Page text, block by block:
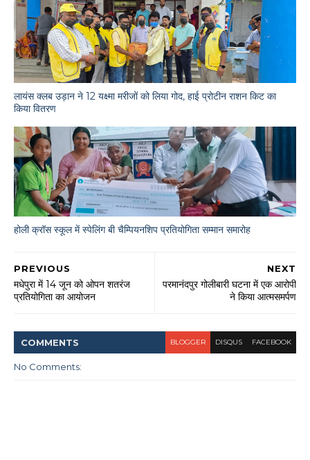
लायंस क्लब उड़ान ने 12 यक्ष्मा मरीजों को लिया गोद, हाई प्रोटीन राशन किट का
किया वितरण
होली क्रॉस स्कूल में स्पेलिंग बी चैम्पियनशिप प्रतियोगिता सम्मान समारोह
NEXT
परमानंदपुर गोलीबारी घटना में एक आरोपी
ने किया आत्मसमर्पण
PREVIOUS
मधेपुरा में 14 जून को ओपन शतरंज
प्रतियोगिता का आयोजन
COMMENTS BLOGGER DISQUS FACEBOOK
No Comments: